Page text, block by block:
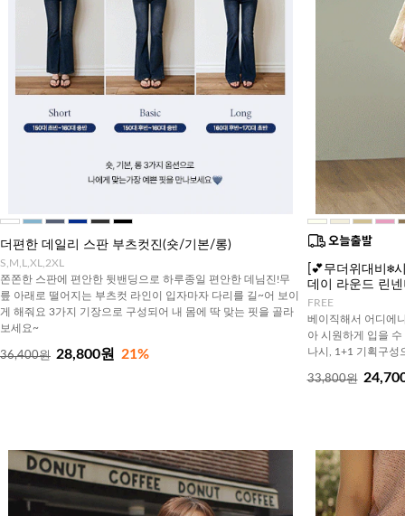
더편한 데일리 스판 부츠컷진(숏/기본/롱)
S,M,L,XL,2XL
쫀쫀한 스판에 편안한 뒷밴딩으로 하루종일 편안한 데님진!무
릎 아래로 떨어지는 부츠컷 라인이 입자마자 다리를 길~어 보이
게 해줘요 3가지 기장으로 구성되어 내 몸에 딱 맞는 핏을 골라
보세요~
36,400원 28,800원 21%
[💕무더위대비❄️
데이 라운드 린
FREE
베이직해서 어디에
아 시원하게 입을
나시, 1+1 기획구성
33,800원